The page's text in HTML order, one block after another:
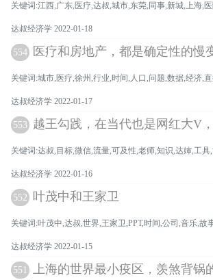
关键词:江西,广东,医疗,达叔,城市,东莞,同事,新城,上海,
达叔经济学 2022-01-18
554 医疗和房地产，都是确定性的慢
关键词:城市,医疗,徐州,行业,时间,人口,问题,数据,经济,
达叔经济学 2022-01-17
553 越王勾践，在当代也是网红大V
关键词:达叔,目标,微信,流量,可及性,老师,知识,达婶,工具
达叔经济学 2022-01-16
552 叶茂中和王家卫
关键词:叶茂中,达叔,世界,王家卫,PPT,时间,公司,音乐,故
达叔经济学 2022-01-15
551
上海的世界最小疫区，羡煞背锅